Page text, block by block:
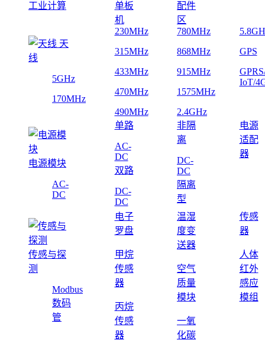
工业计算
单板
机
配件
区
天
线
5GHz
170MHz
230MHz
315MHz
433MHz
470MHz
490MHz
780MHz
868MHz
915MHz
1575MHz
2.4GHz
GPS
IoT/
电源模块
AC-
DC
单路
AC-
DC
双路
DC-
DC
非隔
离
DC-
DC
隔离
型
电源
适配
器
传感与探
测
Modbus
数码
管
电子
罗盘
甲烷
传感
器
丙烷
传感
器
温湿
度变
送器
空气
质量
模块
一氧
化碳
传感
器
人体
红外
感应
模组